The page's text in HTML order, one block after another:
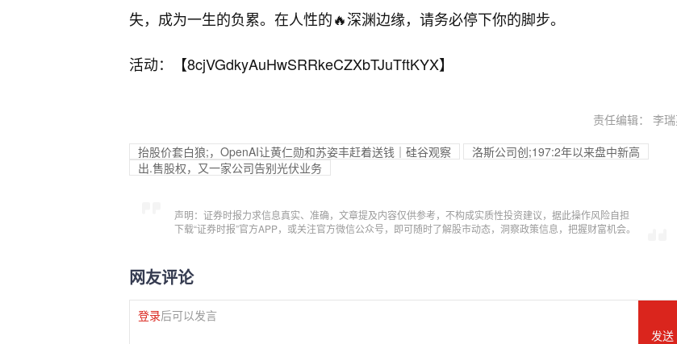
失，成为一生的负累。在人性的🔥深渊边缘，请务必停下你的脚步。
活动：【8cjVGdkyAuHwSRRkeCZXbTJuTftKYX】
责任编辑： 李
抬股价套白狼;，OpenAI让黄仁勋和苏姿丰赶着送钱｜硅谷观察
洛斯公司创;197:2年以来盘中新高
出.售股权，又一家公司告别光伏业务
声明：证券时报力求信息真实、准确，文章提及内容仅供参考，不构成实质性投资建议，据此操作风险自担
下载“证券时报”官方APP，或关注官方微信公众号，即可随时了解股市动态，洞察政策信息，把握财富机会。
网友评论
登录后可以发言
发送